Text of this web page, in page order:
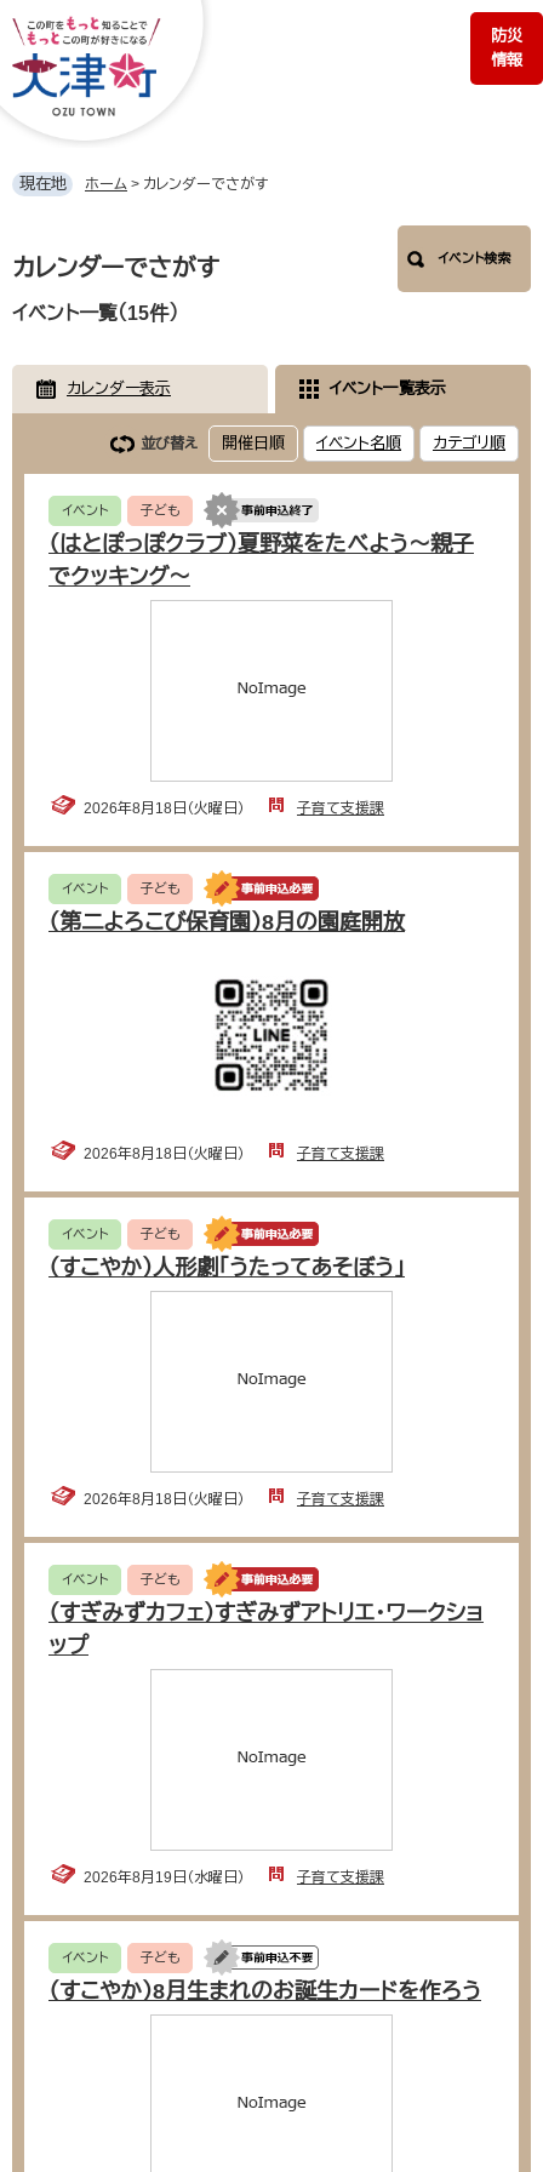
ジ
の
す。
ュ
ー
し
文
防災
情報
現在地 ホーム > カレンダーでさがす
文
カレンダーでさがす イベント検索
イベント一覧（15件）
カレンダー表示 イベント一覧表示
並び替え 開催日順 イベント名順 カテゴリ順
イベント 子ども
（はとぽっぽクラブ）夏野菜をたべよう〜親子
でクッキング〜
2026年8月18日（火曜日） 子育て支援課
イベント 子ども
（第二よろこび保育園）8月の園庭開放
2026年8月18日（火曜日） 子育て支援課
イベント 子ども
（すこやか）人形劇「うたってあそぼう」
2026年8月18日（火曜日） 子育て支援課
イベント 子ども
（すぎみずカフェ）すぎみずアトリエ・ワークショ
ップ
2026年8月19日（水曜日） 子育て支援課
イベント 子ども
（すこやか）8月生まれのお誕生カードを作ろう